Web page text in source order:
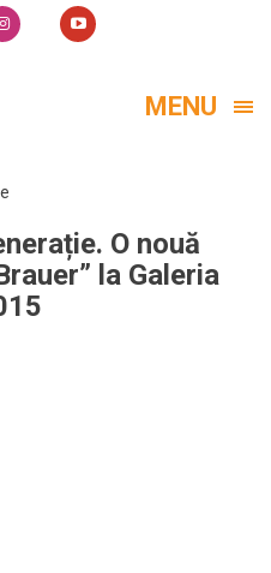
MENU
O nouă
la Galeria